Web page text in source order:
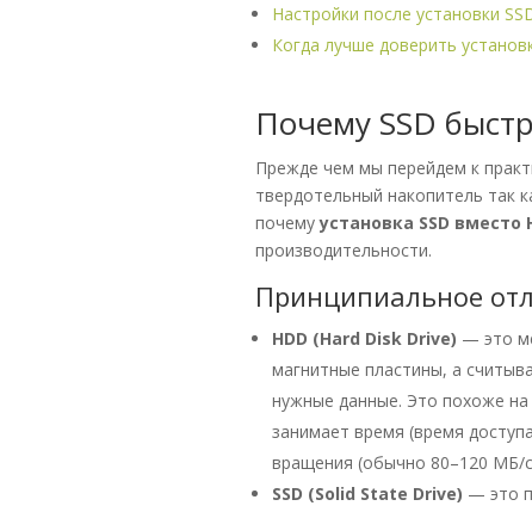
Настройки после установки
Когда лучше доверить
Почему SSD
Прежде чем мы перейдем к
твердотельный накопитель так
почемуустановка SSD вместо
производительности.
Принципиальное
HDD (Hard Disk Drive) — это
магнитные пластины, а
нужные данные. Это похоже
занимает время (время
вращения (обычно 80–120 МБ/
SSD (Solid State Drive) — это